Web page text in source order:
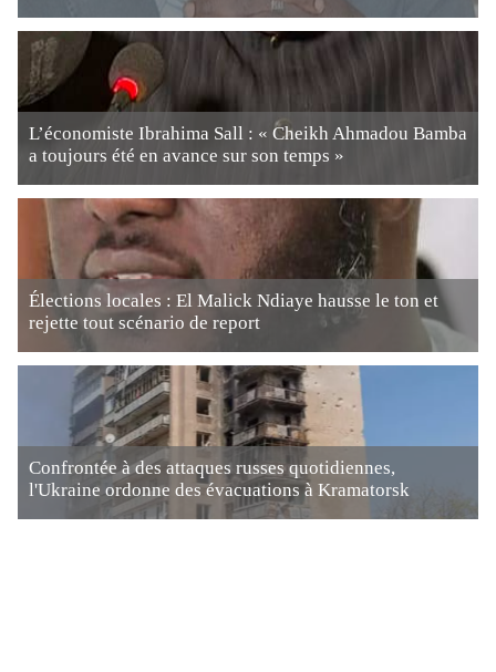
L’économiste Ibrahima Sall : « Cheikh Ahmadou Bamba
a toujours été en avance sur son temps »
Élections locales : El Malick Ndiaye hausse le ton et
rejette tout scénario de report
Confrontée à des attaques russes quotidiennes,
l'Ukraine ordonne des évacuations à Kramatorsk